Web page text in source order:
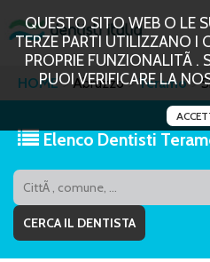
QUESTO SITO WEB O LE
TERZE PARTI UTILIZZANO I
PROPRIE FUNZIONALITÃ .
PUOI VERIFICARE LA
HOME Abruzzo Teramo
Elenco Dentisti